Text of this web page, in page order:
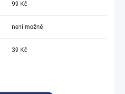
99 Kč
není možné
39 Kč